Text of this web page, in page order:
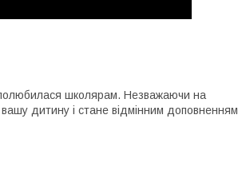
школярам. Незважаючи на
дитину і стане відмінним доповненням